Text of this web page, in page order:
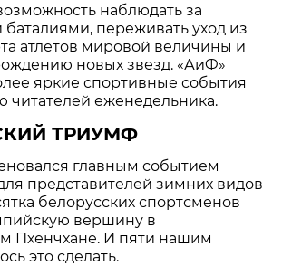
наблюдать за
переживать уход из
атлетов мировой величины и
новых звезд. «АиФ»
яркие спортивные события
читателей еженедельника.
ТРИУМФ
главным событием
представителей зимних видов
белорусских спортсменов
вершину в
Пхенчхане. И пяти нашим
это сделать.